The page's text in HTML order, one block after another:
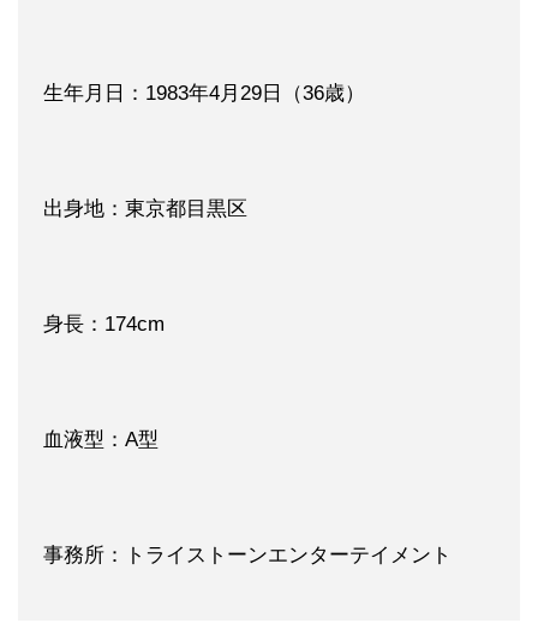
生年月日：1983年4月29日（36歳）
出身地：東京都目黒区
身長：174cm
血液型：A型
事務所：トライストーンエンターテイメント